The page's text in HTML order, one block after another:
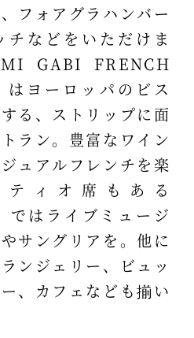
フォアグラハンバー
チなどをいただけま
GABI FRENCH
ヨーロッパのビス
る、ストリップに面
ラン。豊富なワイン
ュアルフレンチを楽
ィオ席もある
ではライブミュージ
サングリアを。他に
ンジェリー、ビュッ
、カフェなども揃い